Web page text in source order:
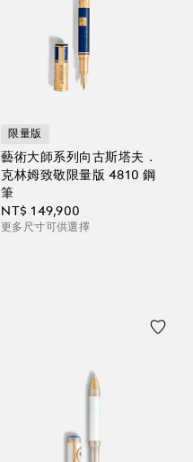
限量版
藝術大師系列向古斯塔夫．
克林姆致敬限量版 4810 鋼
筆
NT$ 149,900
更多尺寸可供選擇